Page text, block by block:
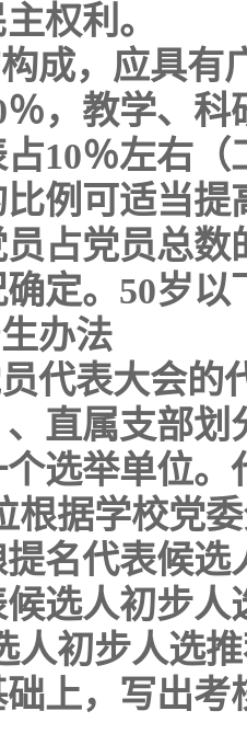
权利。
成，应具有
，教学、
10％左右
例可适当
占党员总
定。50岁
办法
代表大会的
、直属支部
选举单位。
根据学校党
名代表候
选人初步人
人初步人选
上，写出